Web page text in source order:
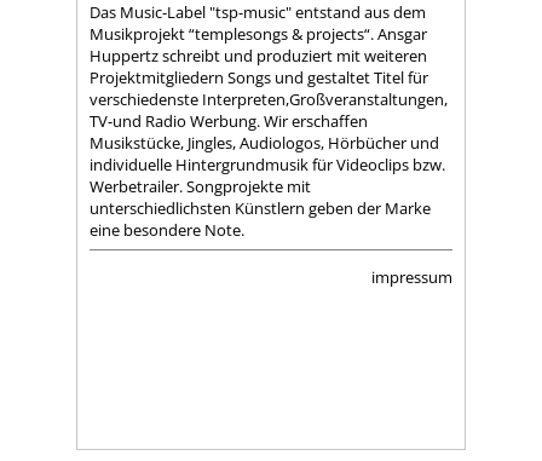
Das Music-Label "tsp-music" entstand aus dem
Musikprojekt “templesongs & projects“. Ansgar
Huppertz schreibt und produziert mit weiteren
Projektmitgliedern Songs und gestaltet Titel für
verschiedenste Interpreten,Großveranstaltungen,
TV-und Radio Werbung. Wir erschaffen
Musikstücke, Jingles, Audiologos, Hörbücher und
individuelle Hintergrundmusik für Videoclips bzw.
Werbetrailer. Songprojekte mit
unterschiedlichsten Künstlern geben der Marke
eine besondere Note.
impressum